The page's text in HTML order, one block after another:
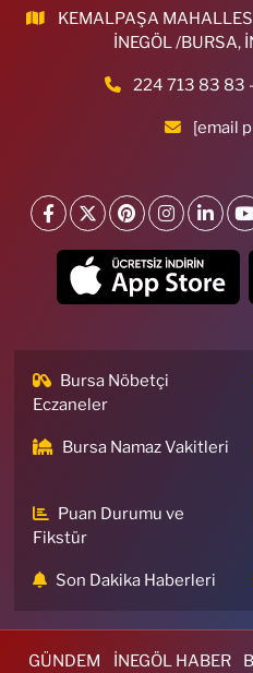
KEMALPAŞA
İNEGÖL /BURSA,
224 713 83 83
[email
Bursa Nöbetçi
Eczaneler
Bursa Namaz Vakitleri
Puan Durumu ve
Fikstür
Son Dakika Haberleri
GÜNDEM İNEGÖL HABER